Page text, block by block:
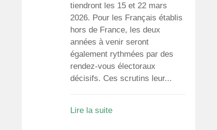
tiendront les 15 et 22 mars
2026. Pour les Français établis
hors de France, les deux
années à venir seront
également rythmées par des
rendez-vous électoraux
décisifs. Ces scrutins leur...
Lire la suite